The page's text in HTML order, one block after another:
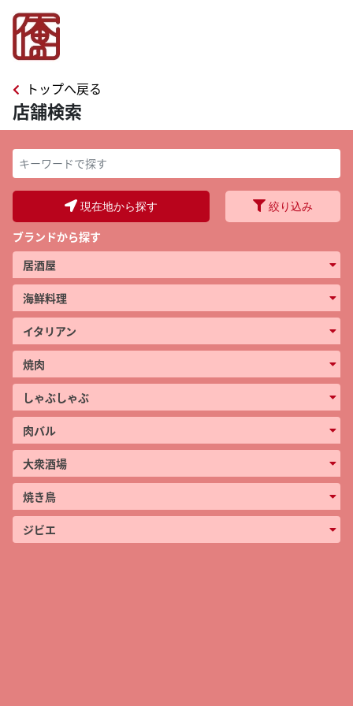
トップへ戻る
店舗検索
キーワードで探す
現在地から探す 絞り込み
ブランドから探す
居酒屋
海鮮料理
イタリアン
焼肉
しゃぶしゃぶ
肉バル
大衆酒場
焼き鳥
ジビエ